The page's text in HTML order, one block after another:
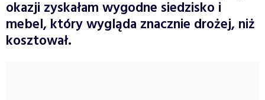
okazji zyskałam wygodne siedzisko i
mebel, który wygląda znacznie drożej, niż
kosztował.